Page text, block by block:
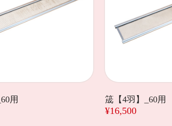
用 筬【4羽】_60用
¥16,500